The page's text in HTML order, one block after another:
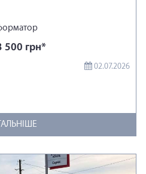
500 грн*
02.07.2026